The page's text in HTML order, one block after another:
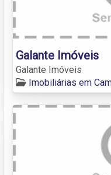
Galante Imóveis
Galante Imóveis
Imobiliárias em